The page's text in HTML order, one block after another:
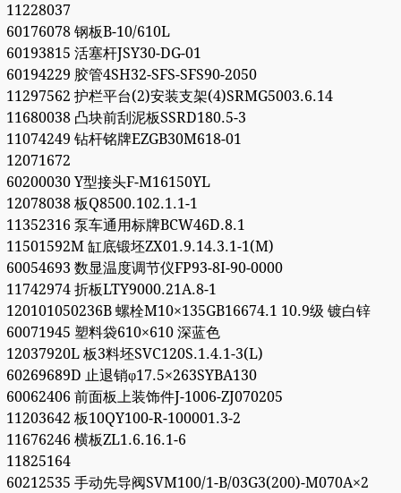
11228037
60176078 钢板B-10/610L
60193815 活塞杆JSY30-DG-01
60194229 胶管4SH32-SFS-SFS90-2050
11297562 护栏平台(2)安装支架(4)SRMG5003.6.14
11680038 凸块前刮泥板SSRD180.5-3
11074249 钻杆铭牌EZGB30M618-01
12071672
60200030 Y型接头F-M16150YL
12078038 板Q8500.102.1.1-1
11352316 泵车通用标牌BCW46D.8.1
11501592M 缸底锻坯ZX01.9.14.3.1-1(M)
60054693 数显温度调节仪FP93-8I-90-0000
11742974 折板LTY9000.21A.8-1
120101050236B 螺栓M10×135GB16674.1 10.9级 镀白锌
60071945 塑料袋610×610 深蓝色
12037920L 板3料坯SVC120S.1.4.1-3(L)
60269689D 止退销φ17.5×263SYBA130
60062406 前面板上装饰件J-1006-ZJ070205
11203642 板10QY100-R-100001.3-2
11676246 横板ZL1.6.16.1-6
11825164
60212535 手动先导阀SVM100/1-B/03G3(200)-M070A×2